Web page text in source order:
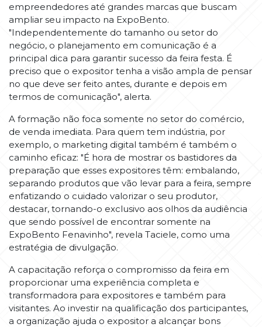
empreendedores até grandes marcas que buscam
ampliar seu impacto na ExpoBento.
"Independentemente do tamanho ou setor do
negócio, o planejamento em comunicação é a
principal dica para garantir sucesso da feira festa. É
preciso que o expositor tenha a visão ampla de pensar
no que deve ser feito antes, durante e depois em
termos de comunicação", alerta.
A formação não foca somente no setor do comércio,
de venda imediata. Para quem tem indústria, por
exemplo, o marketing digital também é também o
caminho eficaz: "É hora de mostrar os bastidores da
preparação que esses expositores têm: embalando,
separando produtos que vão levar para a feira, sempre
enfatizando o cuidado valorizar o seu produtor,
destacar, tornando-o exclusivo aos olhos da audiência
que sendo possível de encontrar somente na
ExpoBento Fenavinho", revela Taciele, como uma
estratégia de divulgação.
A capacitação reforça o compromisso da feira em
proporcionar uma experiência completa e
transformadora para expositores e também para
visitantes. Ao investir na qualificação dos participantes,
a organização ajuda o expositor a alcançar bons